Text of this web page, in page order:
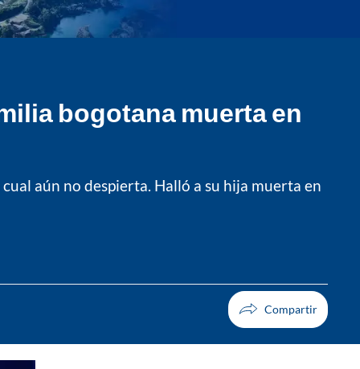
bogotana muerta en
aún no despierta. Halló a su hija muerta en